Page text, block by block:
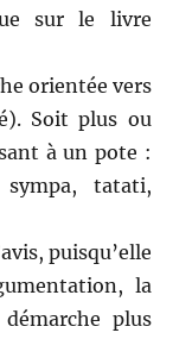
sur le livre
orientée vers
Soit plus ou
à un pote :
tatati,
puisqu’elle
la
plus